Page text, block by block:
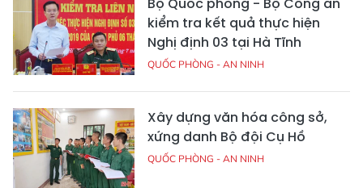
Bộ Quốc phòng - Bộ Công an
kiểm tra kết quả thực hiện
Nghị định 03 tại Hà Tĩnh
QUỐC PHÒNG - AN NINH
Xây dựng văn hóa công sở,
xứng danh Bộ đội Cụ Hồ
QUỐC PHÒNG - AN NINH